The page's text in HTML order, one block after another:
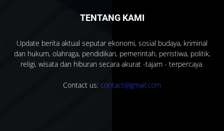
TENTANG KAMI
Update berita aktual seputar ekonomi, sosial budaya, kriminal
dan hukum, olahraga, pendidikan, pemerintah, peristiwa, politik,
religi, wisata dan hiburan secara akurat -tajam - terpercaya.
Contact us: contact@gmail.com